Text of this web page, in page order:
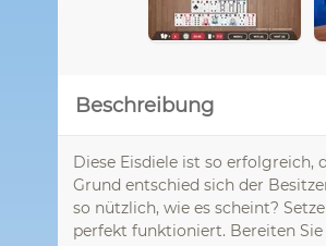
Beschreibung
Diese Eisdiele ist so erfolgreich,
Grund entschied sich der
so nützlich, wie es scheint?
perfekt funktioniert. Bereiten Sie